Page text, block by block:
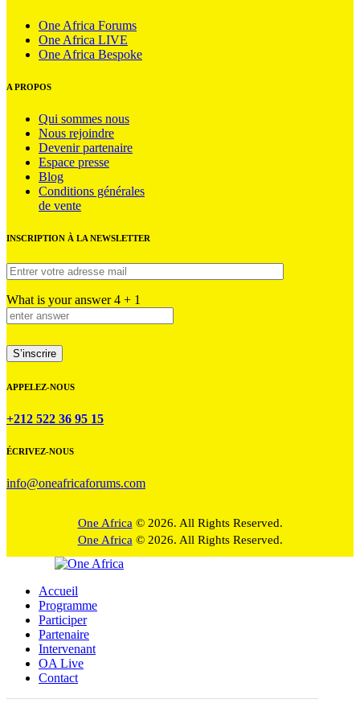
One Africa Forums
One Africa LIVE
One Africa Bespoke
A PROPOS
Qui sommes nous
Nous rejoindre
Devenir partenaire
Espace presse
Blog
Conditions générales
de vente
INSCRIPTION À LA NEWSLETTER
What is your answer4 + 1
APPELEZ-NOUS
+212 522 36 95 15
ÉCRIVEZ-NOUS
info@oneafricaforums.com
One Africa © 2026. All Rights Reserved.
One Africa © 2026. All Rights Reserved.
Accueil
Programme
Participer
Partenaire
Intervenant
OA Live
Contact